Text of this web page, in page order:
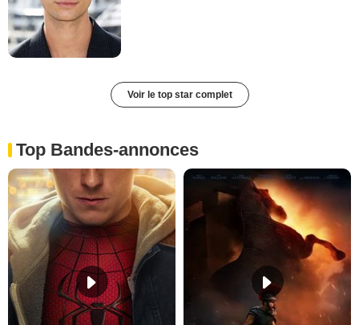
Voir le top star complet
Top Bandes-annonces